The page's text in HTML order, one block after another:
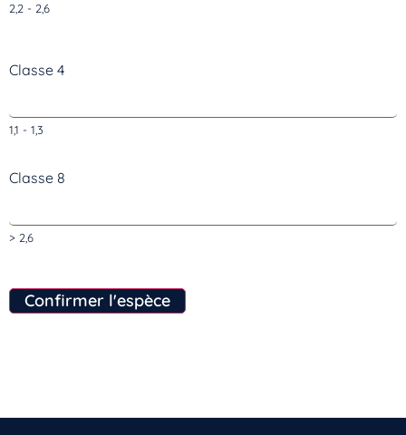
2,2 - 2,6
Classe 4
1,1 - 1,3
Classe 8
> 2,6
Confirmer l'espèce